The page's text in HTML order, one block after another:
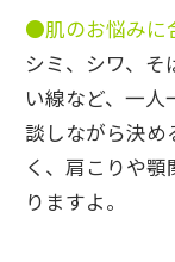
●肌のお悩みに
シミ、シワ、
い線など、一
談しながら決め
く、肩こりや
りますよ。